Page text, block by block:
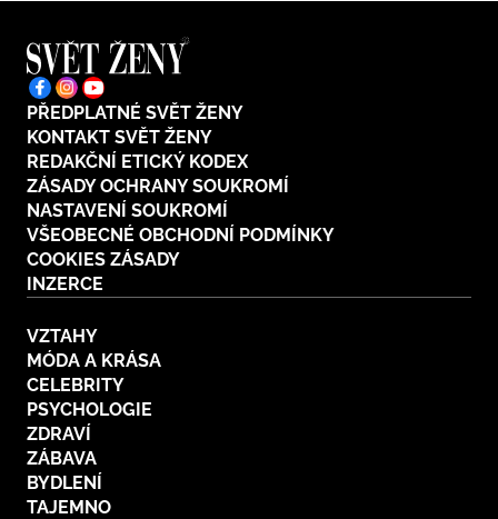
PŘEDPLATNÉ SVĚT ŽENY
KONTAKT SVĚT ŽENY
REDAKČNÍ ETICKÝ KODEX
ZÁSADY OCHRANY SOUKROMÍ
NASTAVENÍ SOUKROMÍ
VŠEOBECNÉ OBCHODNÍ PODMÍNKY
COOKIES ZÁSADY
INZERCE
VZTAHY
MÓDA A KRÁSA
CELEBRITY
PSYCHOLOGIE
ZDRAVÍ
ZÁBAVA
BYDLENÍ
TAJEMNO